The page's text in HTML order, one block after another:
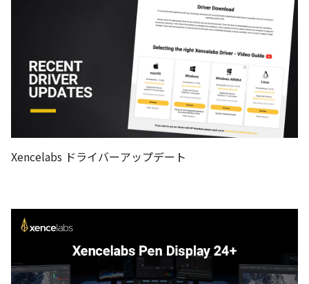
Xencelabs ドライバーアップデート